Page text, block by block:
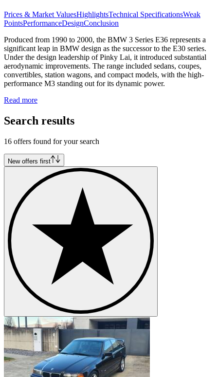
Prices & Market ValuesHighlightsTechnical SpecificationsWeak
PointsPerformanceDesignConclusion
Produced from 1990 to 2000, the BMW 3 Series E36 represents a
significant leap in BMW design as the successor to the E30 series.
Under the design leadership of Pinky Lai, it introduced substantial
aerodynamic improvements. The range included sedans, coupes,
convertibles, station wagons, and compact models, with the high-
performance M3 standing out for its dynamic power.
Read more
Search results
16 offers found for your search
New offers first